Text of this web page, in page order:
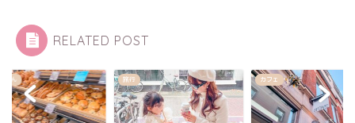
RELATED POST
カフェ パン屋さん